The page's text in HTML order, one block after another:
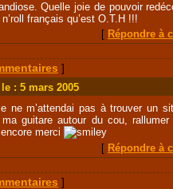
Quelle joie de pouvoir
français qu’est O.T.H !!!
[ Répondre à
]
: 5 mars 2005
ne m’attendai pas à trouver un
guitare autour du cou,
merci
[ Répondre à
]